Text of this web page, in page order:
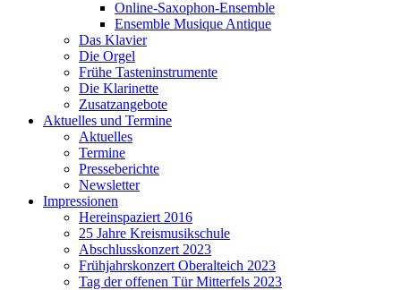
Online-Saxophon-Ensemble
Ensemble Musique Antique
Das Klavier
Die Orgel
Frühe Tasteninstrumente
Die Klarinette
Zusatzangebote
Aktuelles und Termine
Aktuelles
Termine
Presseberichte
Newsletter
Impressionen
Hereinspaziert 2016
25 Jahre Kreismusikschule
Abschlusskonzert 2023
Frühjahrskonzert Oberalteich 2023
Tag der offenen Tür Mitterfels 2023